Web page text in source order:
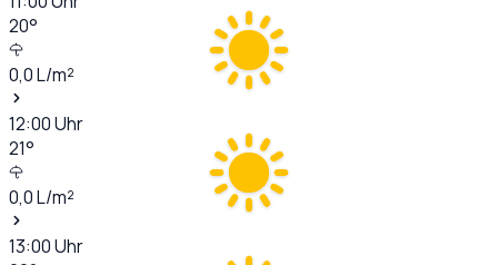
20°
0,0L/m²
12:00Uhr
21°
0,0L/m²
13:00Uhr